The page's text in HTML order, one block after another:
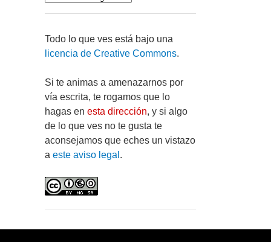
Todo lo que ves está bajo una
licencia de Creative Commons.
Si te animas a amenazarnos por
vía escrita, te rogamos que lo
hagas en esta dirección, y si algo
de lo que ves no te gusta te
aconsejamos que eches un vistazo
a este aviso legal .